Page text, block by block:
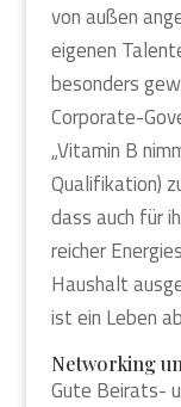
von außen
eige­nen
beson­ders
Cor­po­ra­te-
„Vit­amin B
Qua­li­fi­ka­ti­on)
dass auch für
rei­cher
Haus­halt
ist ein Leben
Net­wor­king
Gute Bei­rats-